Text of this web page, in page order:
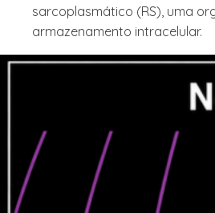
sarcoplasmático (RS), uma
armazenamento intracelular.